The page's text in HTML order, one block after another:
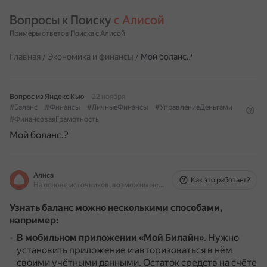
Вопросы к Поиску с Алисой
Примеры ответов Поиска с Алисой
Главная / Экономика и финансы / Мой боланс.?
Вопрос из Яндекс Кью
22 ноября
#Баланс
#Финансы #ЛичныеФинансы
#УправлениеДеньгами
#ФинансоваяГрамотность
Мой боланс.?
Алиса
На основе источников, возможны неточности
Как это работает?
Узнать баланс можно несколькими способами,
например:
В мобильном приложении «Мой Билайн». Нужно
установить приложение и авторизоваться в нём
своими учётными данными. Остаток средств на счёте